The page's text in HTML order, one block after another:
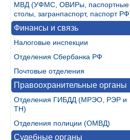
МВД (УФМС, ОВИРы, паспортные
столы, загранпаспорт, паспорт
Финансы и связь
Налоговые инспекции
Отделения Сбербанка РФ
Почтовые отделения
Правоохранительные органы
Отделения ГИБДД (МРЭО, РЭР и
ТН)
Отделения полиции (ОМВД)
Судебные органы